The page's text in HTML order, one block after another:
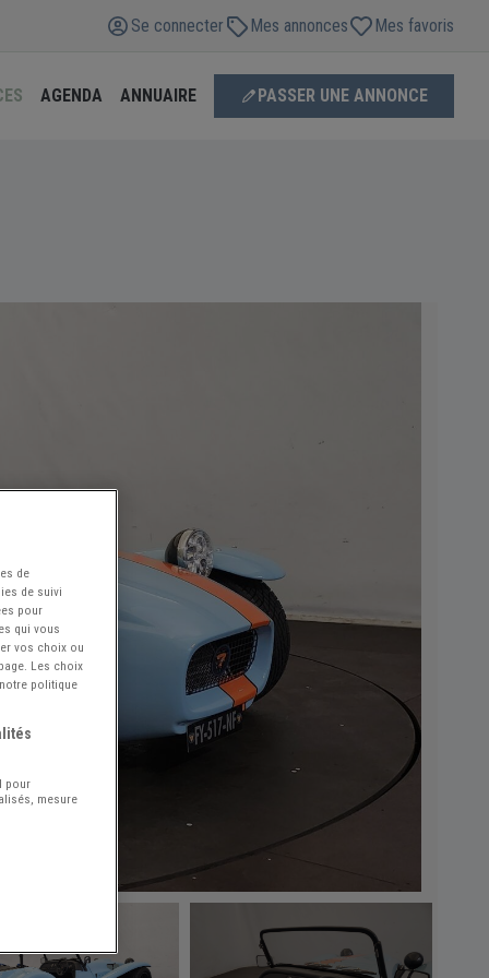
Se connecter Mes annonces Mes favoris
AGENDA ANNUAIRE PASSER UNE ANNONCE
de
de suivi
pour
qui vous
vos choix ou
Les choix
politique
pour
mesure